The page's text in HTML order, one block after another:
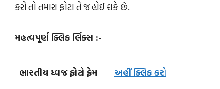
કરો તો તમારા ફોટા તે જ હોઈ શકે છે.
મહત્વપૂર્ણ ક્લિક લિંક્સ :-
ભારતીય ધ્વજ ફોટો ફ્રેમ
અહીં ક્લિક કરો